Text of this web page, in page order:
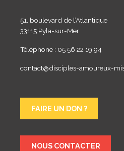
51, boulevard de l’Atlantique
33115 Pyla-sur-Mer
Téléphone : 05 56 22 19 94
contact@disciples-amoureux-
FAIRE UN DON ?
NOUS CONTACTER